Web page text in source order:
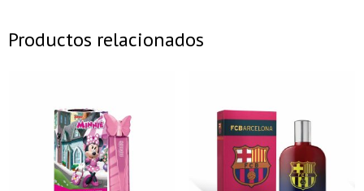
Productos relacionados